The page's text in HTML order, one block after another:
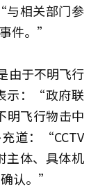
与相关部门参
件。”
由于不明飞行
示：“政府联
明飞行物击中
道：“CCTV
主体、具体机
认。”